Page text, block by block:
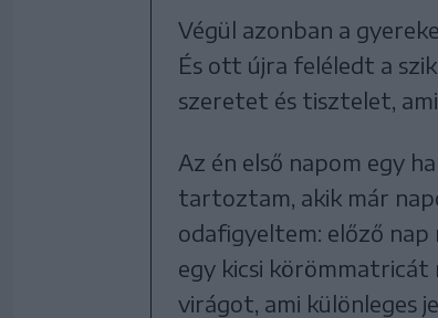
Végül azonban a
És ott újra feléledt a
szeretet és tisztelet,
Az én első napom egy
tartoztam, akik már
odafigyeltem: előző nap
egy kicsi
virágot, ami különleges